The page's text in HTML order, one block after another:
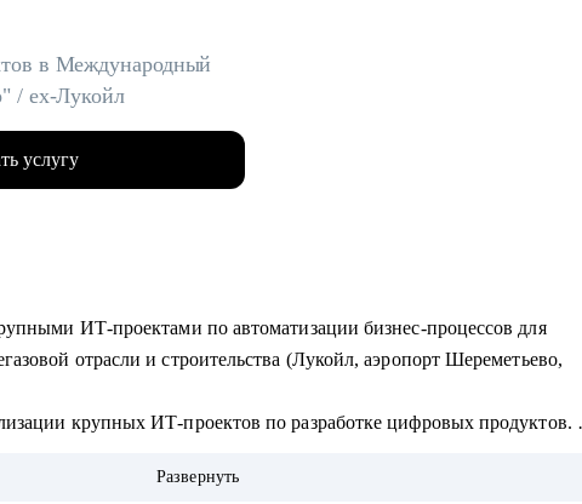
в Международный
/ ex-Лукойл
услугу
ИТ-проектами по автоматизации бизнес-процессов для
отрасли и строительства (Лукойл, аэропорт Шереметьево,
крупных ИТ-проектов по разработке цифровых продуктов.
Развернуть